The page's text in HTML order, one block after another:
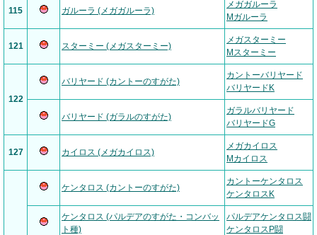
115 ガルーラ (メガガルーラ)
メガガルーラ
Mガルーラ
121 スターミー (メガスターミー)
メガスターミー
Mスターミー
122
バリヤード (カントーのすがた)
カントーバリヤード
バリヤードK
バリヤード (ガラルのすがた)
ガラルバリヤード
バリヤードG
127 カイロス (メガカイロス)
メガカイロス
Mカイロス
ケンタロス (カントーのすがた)
カントーケンタロス
ケンタロスK
ケンタロス (パルデアのすがた・コンバッ
ト種)
パルデアケンタロス闘
ケンタロスP闘